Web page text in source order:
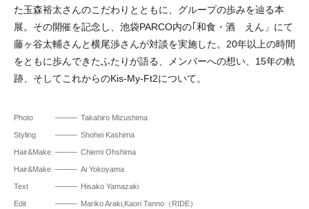
た玉森裕太さんのこだわりとともに、グループの歩みを辿る本
展。その開催を記念し、池袋PARCO内の｢和食・酒 えん」にて
藤ヶ谷太輔さんと横尾渉さんが対談を実施した。20年以上の時間
をともに歩んできたふたりが語る、メンバーへの想い、15年の軌
跡、そしてこれからのKis-My-Ft2について。
Photo Takahiro Mizushima
Styling Shohei Kashima
Hair&Make Chiemi Ohshima
Hair&Make Ai Yokoyama
Text Hisako Yamazaki
Edit Mariko Araki,Kaori Tanno（RIDE）